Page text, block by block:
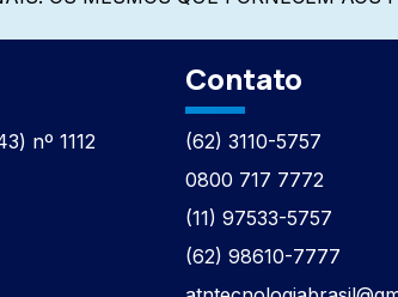
nº 1112
Contato
(62) 3110-5757
0800 717 7772
(11) 97533-5757
(62) 98610-7777